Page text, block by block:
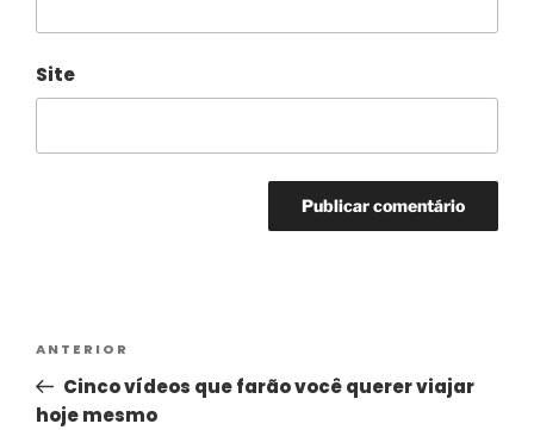
Site
ANTERIOR
Cinco vídeos que farão você querer viajar
hoje mesmo